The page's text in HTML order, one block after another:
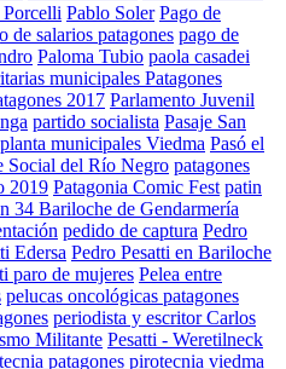
Pablo Soler Pago de
de salarios patagones pago de
Paloma Tubio paola casadei
municipales Patagones
2017 Parlamento Juvenil
partido socialista Pasaje San
municipales Viedma Pasó el
Social del Río Negro patagones
2019 Patagonia Comic Fest patin
34 Bariloche de Gendarmería
pedido de captura Pedro
Edersa Pedro Pesatti en Bariloche
paro de mujeres Pelea entre
pelucas oncológicas patagones
periodista y escritor Carlos
Militante Pesatti - Weretilneck
patagones pirotecnia viedma